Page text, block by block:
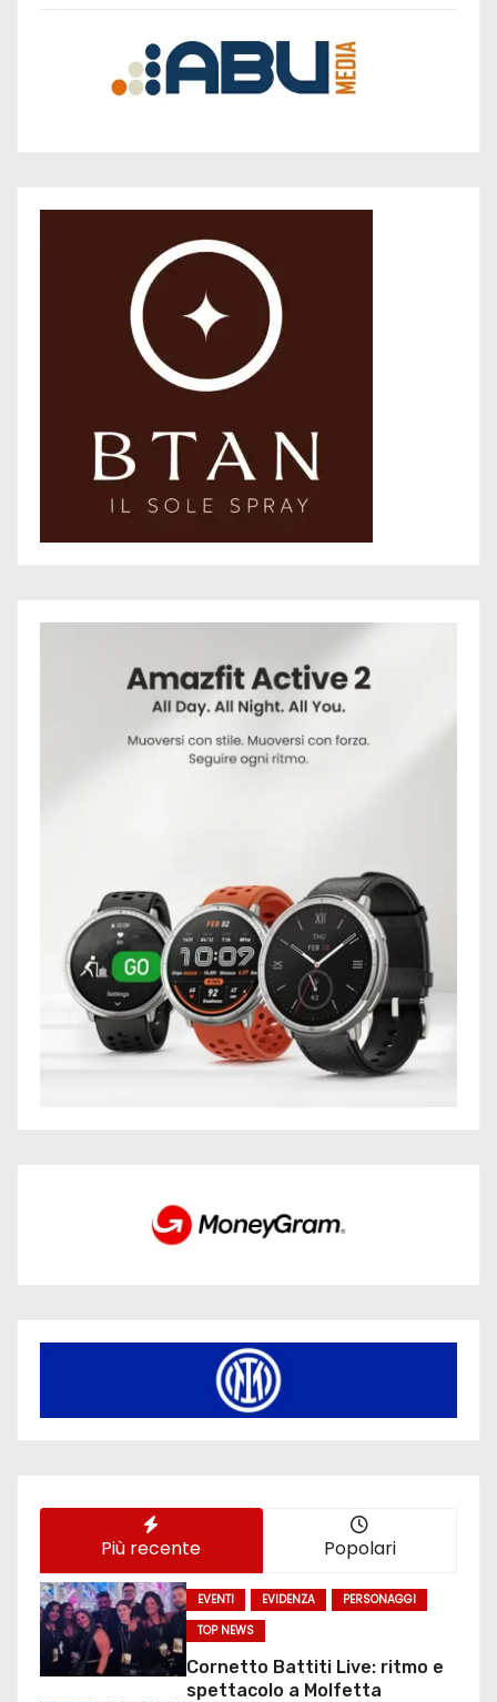
Più recente Popolari
EVENTI EVIDENZA
PERSONAGGI
TOP NEWS
Cornetto Battiti Live: ritmo e
spettacolo a Molfetta